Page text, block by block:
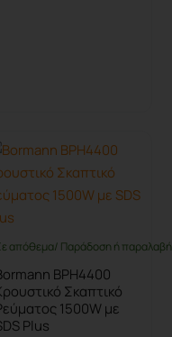
ημέρες
απόθεμα/ Παράδοση ή
BPH4400
Σκαπτικό
1500W με
Plus